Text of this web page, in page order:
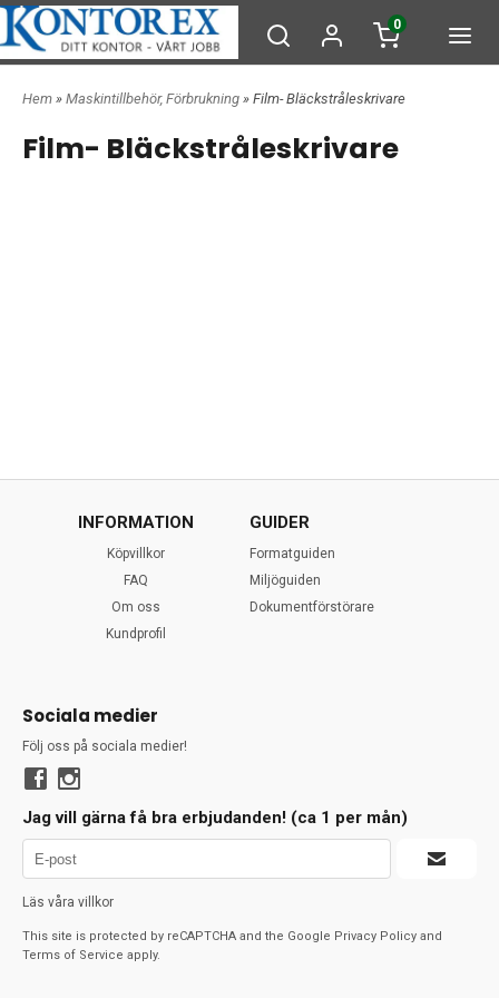
0
Hem » Maskintillbehör, Förbrukning » Film- Bläckstråleskrivare
Film- Bläckstråleskrivare
INFORMATION
Köpvillkor
FAQ
Om oss
Kundprofil
GUIDER
Formatguiden
Miljöguiden
Dokumentförstörare
Sociala medier
Följ oss på sociala medier!
Jag vill gärna få bra erbjudanden! (ca 1 per mån)
Läs våra villkor
This site is protected by reCAPTCHA and the Google Privacy Policy and
Terms of Service apply.